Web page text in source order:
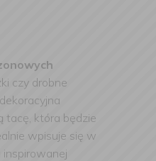
czy drobne
tacę, która będzie
wpisuje się w